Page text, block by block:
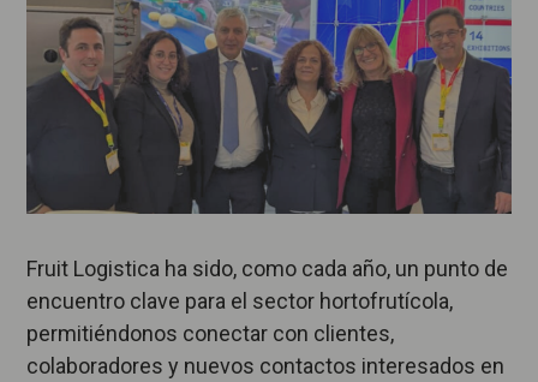
Fruit Logistica ha sido, como cada año, un punto de
encuentro clave para el sector hortofrutícola,
permitiéndonos conectar con clientes,
colaboradores y nuevos contactos interesados en